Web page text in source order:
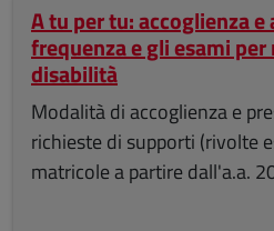
A tu per tu: accoglienza
frequenza e gli esami
disabilità
Modalità di accoglienza e
richieste di supporti (rivolte
matricole a partire dall'a.a.